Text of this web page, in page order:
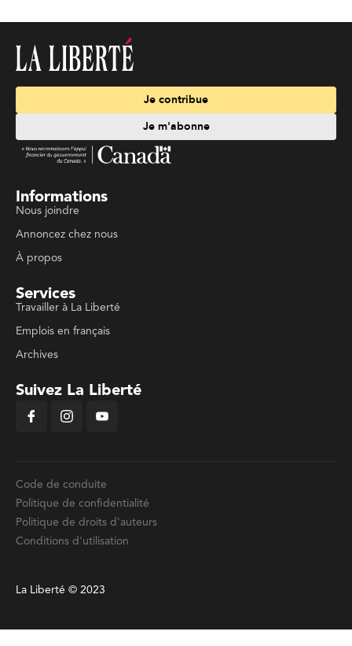
Je contribue
Je m'abonne
Informations
Nous joindre
Annoncez chez nous
À propos
Services
Travailler à La Liberté
Emplois en français
Archives
Suivez La Liberté
Code de conduite
Politique de confidentialité
Politique de droits d'auteurs
Conditions d'utilisation
La Liberté © 2023